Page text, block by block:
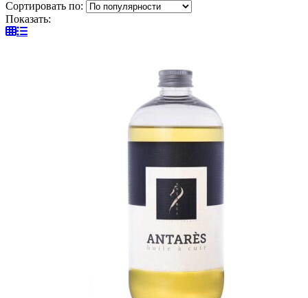
Сортировать по:
Показать: